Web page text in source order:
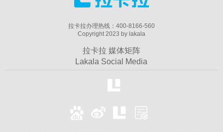
拉卡拉办理热线：400-8166-560
Copyright 2023 by lakala
拉卡拉 媒体矩阵
Lakala Social Media